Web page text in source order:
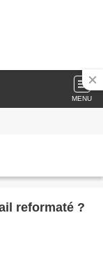
MENU
reformaté ?